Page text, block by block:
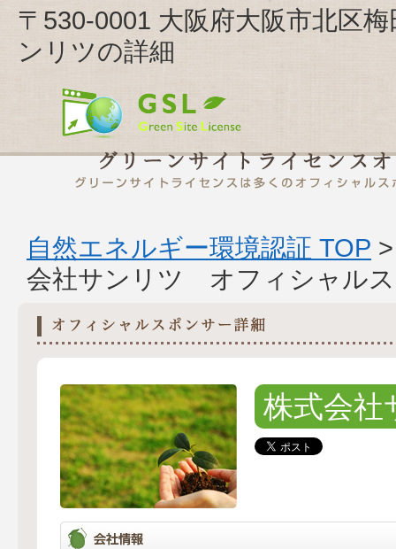
〒530-0001 大阪府大阪市北区
ンリツの詳細
自然エネルギー環境認証 TOP
会社サンリツ オフィシャル
株式会社